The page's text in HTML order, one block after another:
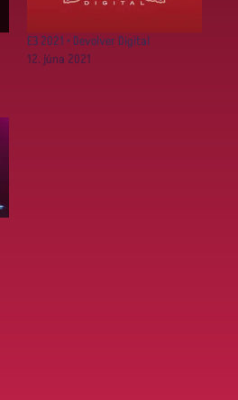
E3 2021 • Devolver Digital
12. júna 2021